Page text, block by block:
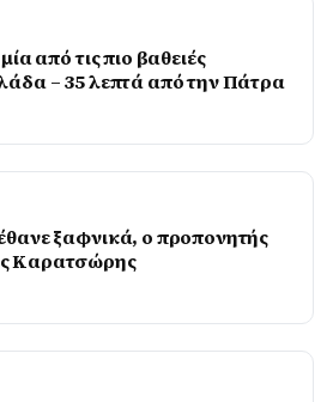
από τις πιο βαθειές
– 35 λεπτά από την Πάτρα
ξαφνικά, ο προπονητής
Καρατσώρης